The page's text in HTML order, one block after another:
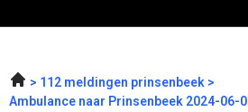
112 meldingen prinsenbeek
Ambulance naar Prinsenbeek 2024-06-